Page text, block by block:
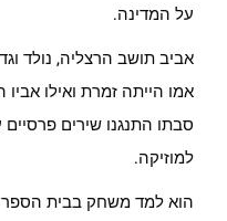
על המדינה.
אביב תושב הרצליה, נולד
סבתו התנגנו שירים פרסיים
למוזיקה.
הוא למד משחק בבית הספר